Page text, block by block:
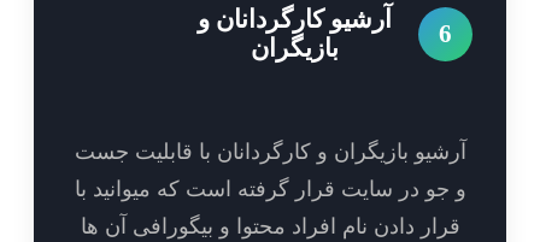
آرشیو کارگردانان و
بازیگران
بازیگران و کارگردانان با قابلیت جست
در سایت قرار گرفته است که میوانید با
دادن نام افراد محتوا و بیگورافی آن ها